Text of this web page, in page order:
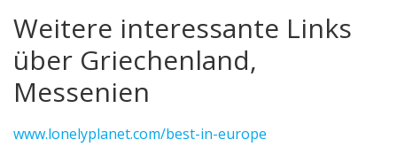
Weitere interessante Links
über Griechenland,
Messenien
www.lonelyplanet.com/best-in-europe